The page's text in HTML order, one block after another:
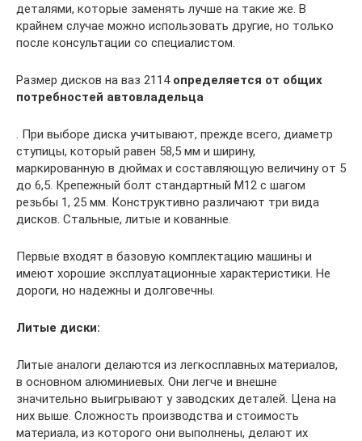
деталями, которые заменять лучше на такие же. В
крайнем случае можно использовать другие, но только
после консультации со специалистом.
Размер дисков на ваз 2114 определяется от общих
потребностей автовладельца
. При выборе диска учитывают, прежде всего, диаметр
ступицы, который равен 58,5 мм и ширину,
маркированную в дюймах и составляющую величину от 5
до 6,5. Крепежный болт стандартный М12 с шагом
резьбы 1, 25 мм. Конструктивно различают три вида
дисков. Стальные, литые и кованные.
Первые входят в базовую комплектацию машины и
имеют хорошие эксплуатационные характеристики. Не
дороги, но надежны и долговечны.
Литые диски:
Литые аналоги делаются из легкосплавных материалов,
в основном алюминиевых. Они легче и внешне
значительно выигрывают у заводских деталей. Цена на
них выше. Сложность производства и стоимость
материала, из которого они выполнены, делают их